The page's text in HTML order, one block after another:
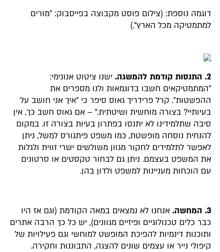
דוגמה נוספת: (צילום פוסט מקבוצה בפייסבוק: "מורים
למתמטיקה מכל הארץ".)
2. התנסות קודמת להמשגה.ישנו ציטוט אנונימי:
"המתמטיקאים חשבו בדוגמאות ולנו מספרים את
ההפשטות". קרל פרידריך גאוס סיפר כי "איך אני חושב על
בעיותיי? בצורה מוחשית ושיטתית." – אם גאוס חשב כך, אין
סיבה שתלמידינו לא יתנסו בפתרון בעיות בצורה זו. במקום
להנחית נוסחה מופשטת, כמו משפט פיתגורס למשל, ניתן
לאפשר לתלמידים לחקור מגוון משולשים ישרי זווית ולגלות
את המשפט בעצמם. ניתן גם לבחור טקסטים או סרטונים
עם הוכחות מעניינות למשפט ולדון בהן.
3. המחשה.אנחנו לא נמצאים במאה הקודמת (וגם אז היו
כבר כלים טכנולוגיים ופיזיים מגוונים), יש כל כך הרבה אתרים
ותוכנות דינמיות להפיכת המופשט למוחשי וגם פעילויות של
קיפולי נייר או עצמים שונים להצגה, התבוננות וחקירה.